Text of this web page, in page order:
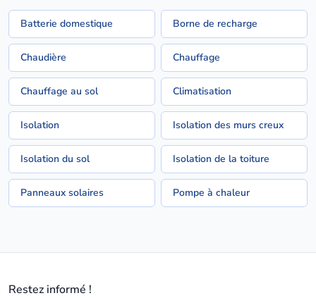
Batterie domestique Borne de recharge
Chaudière Chauffage
Chauffage au sol Climatisation
Isolation Isolation des murs creux
Isolation du sol Isolation de la toiture
Panneaux solaires Pompe à chaleur
Restez informé !